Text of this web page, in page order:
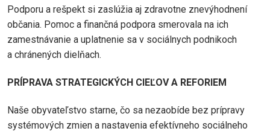
Podporu a rešpekt si zaslúžia aj zdravotne znevýhodnení
občania. Pomoc a finančná podpora smerovala na ich
zamestnávanie a uplatnenie sa v sociálnych podnikoch
a chránených dielňach.
PRÍPRAVA STRATEGICKÝCH CIEĽOV A REFORIEM
Naše obyvateľstvo starne, čo sa nezaobíde bez prípravy
systémových zmien a nastavenia efektívneho sociálneho